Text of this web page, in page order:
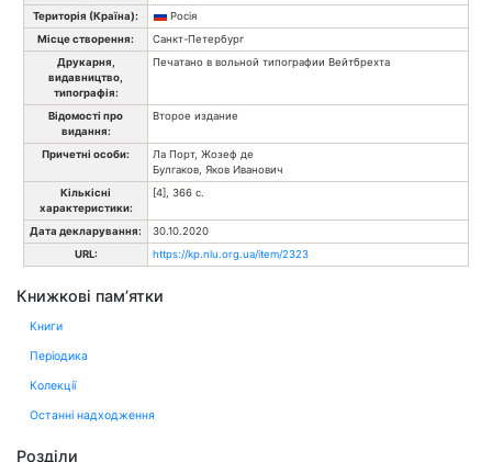
Територія (Країна):
Росія
Місце створення:
Санкт-Петербург
Друкарня,
видавництво,
типографія:
Печатано в вольной типографии Вейтбрехта
Відомості про
видання:
Второе издание
Причетні особи:
Ла Порт, Жозеф де
Булгаков, Яков Иванович
Кількісні
характеристики:
[4], 366 с.
Дата декларування:
30.10.2020
URL:
https://kp.nlu.org.ua/item/2323
Книжкові пам’ятки
Книги
Періодика
Колекції
Останні надходження
Розділи